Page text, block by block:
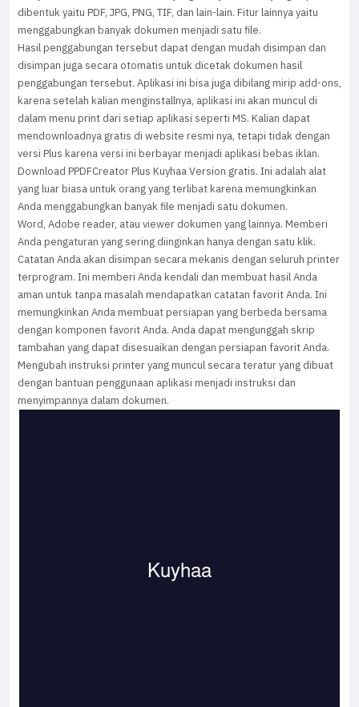
dibentuk yaitu PDF, JPG, PNG, TIF, dan lain-lain. Fitur lainnya yaitu
menggabungkan banyak dokumen menjadi satu file.
Hasil penggabungan tersebut dapat dengan mudah disimpan dan
disimpan juga secara otomatis untuk dicetak dokumen hasil
penggabungan tersebut. Aplikasi ini bisa juga dibilang mirip add-ons,
karena setelah kalian menginstallnya, aplikasi ini akan muncul di
dalam menu print dari setiap aplikasi seperti MS. Kalian dapat
mendownloadnya gratis di website resmi nya, tetapi tidak dengan
versi Plus karena versi ini berbayar menjadi aplikasi bebas iklan.
Download PPDFCreator Plus Kuyhaa Version gratis. Ini adalah alat
yang luar biasa untuk orang yang terlibat karena memungkinkan
Anda menggabungkan banyak file menjadi satu dokumen.
Word, Adobe reader, atau viewer dokumen yang lainnya. Memberi
Anda pengaturan yang sering diinginkan hanya dengan satu klik.
Catatan Anda akan disimpan secara mekanis dengan seluruh printer
terprogram. Ini memberi Anda kendali dan membuat hasil Anda
aman untuk tanpa masalah mendapatkan catatan favorit Anda. Ini
memungkinkan Anda membuat persiapan yang berbeda bersama
dengan komponen favorit Anda. Anda dapat mengunggah skrip
tambahan yang dapat disesuaikan dengan persiapan favorit Anda.
Mengubah instruksi printer yang muncul secara teratur yang dibuat
dengan bantuan penggunaan aplikasi menjadi instruksi dan
menyimpannya dalam dokumen.